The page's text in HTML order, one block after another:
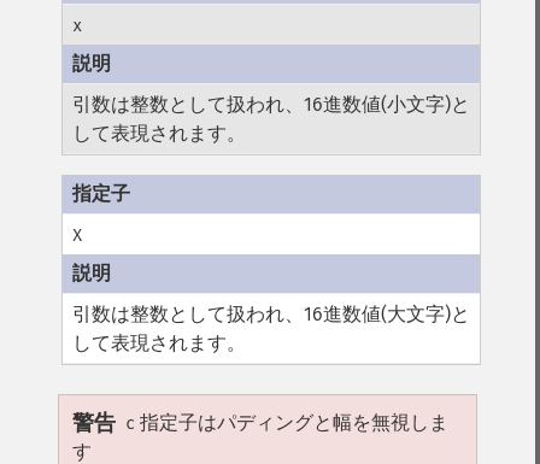
x
引数は整数として扱われ、16進数値(小文字)と
して表現されます。
X
引数は整数として扱われ、16進数値(大文字)と
して表現されます。
警告 c 指定子はパディングと幅を無視しま
す